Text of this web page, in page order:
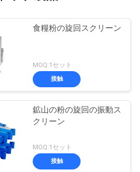
食糧粉の旋回スクリーン
MOQ:1セット
接触
鉱山の粉の旋回の振動ス
クリーン
MOQ:1セット
接触